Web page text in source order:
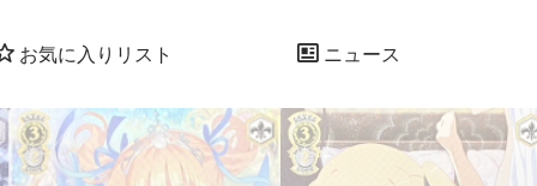
お気に入りリスト ニュース